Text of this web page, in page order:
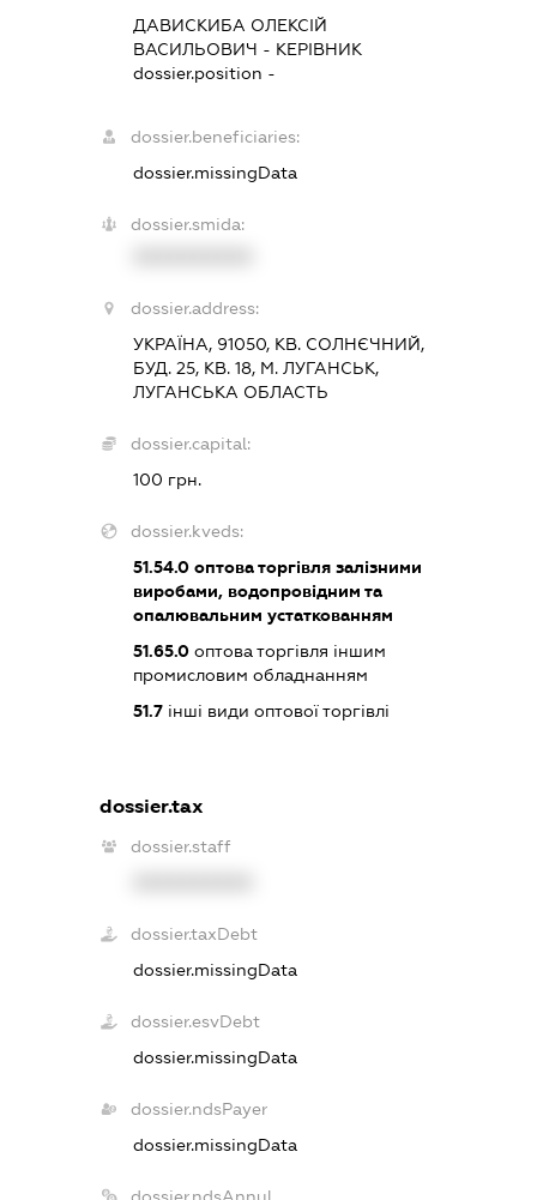
ДАВИСКИБА ОЛЕКСІЙ
ВАСИЛЬОВИЧ - КЕРІВНИК
dossier.position -
dossier.beneficiaries:
dossier.missingData
dossier.smida:
dossier.address:
УКРАЇНА, 91050, КВ. СОЛНЄЧНИЙ,
БУД. 25, КВ. 18, М. ЛУГАНСЬК,
ЛУГАНСЬКА ОБЛАСТЬ
dossier.capital:
100 грн.
dossier.kveds:
51.54.0оптова торгівля залізними
виробами, водопровідним та
опалювальним устаткованням
51.65.0оптова торгівля іншим
промисловим обладнанням
51.7інші види оптової торгівлі
dossier.tax
dossier.staff
dossier.taxDebt
dossier.missingData
dossier.esvDebt
dossier.missingData
dossier.ndsPayer
dossier.missingData